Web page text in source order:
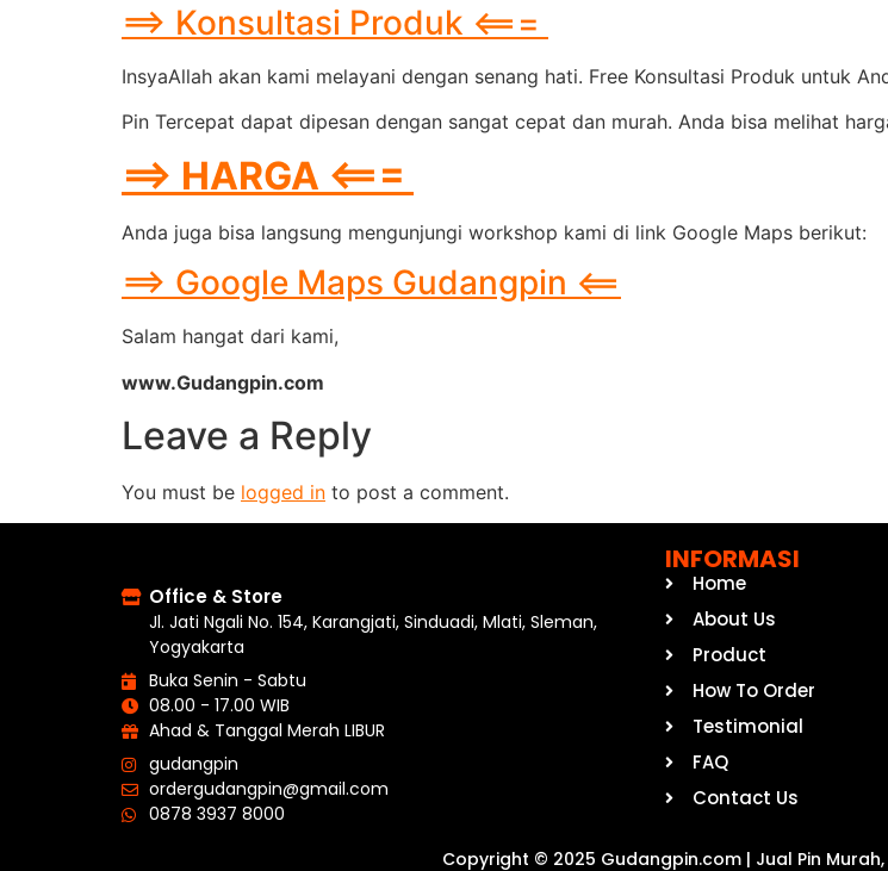
==> Konsultasi Produk <===
InsyaAllah akan kami melayani dengan senang hati. Free Konsultasi Produk untuk
Pin Tercepat dapat dipesan dengan sangat cepat dan murah. Anda bisa melihat
==> HARGA <===
Anda juga bisa langsung mengunjungi workshop kami di link Google Maps berikut:
==> Google Maps Gudangpin <==
Salam hangat dari kami,
www.Gudangpin.com
Leave a Reply
You must be logged in to post a comment.
Office & Store
Jl. Jati Ngali No. 154, Karangjati, Sinduadi, Mlati, Sleman,
Yogyakarta
Buka Senin - Sabtu
08.00 - 17.00 WIB
Ahad & Tanggal Merah LIBUR
gudangpin
ordergudangpin@gmail.com
0878 3937 8000
INFORMASI
Home
About Us
Product
How To Order
Testimonial
FAQ
Contact Us
Copyright © 2025 Gudangpin.com | Jual Pin